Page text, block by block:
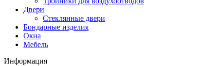
Двери
Стеклянные двери
Бондарные изделия
Окна
Мебель
Информация